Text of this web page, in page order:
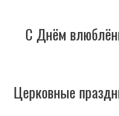
С Днём
Церковные